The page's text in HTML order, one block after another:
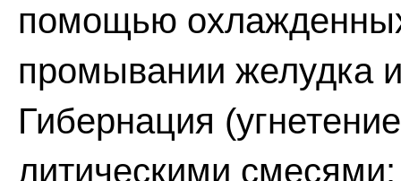
помощью
промывании желудка
Гибернация
литическими